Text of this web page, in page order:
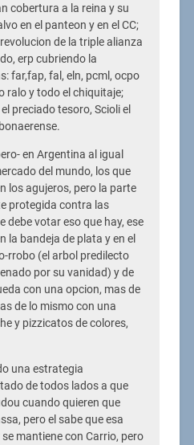
cobertura a la reina y su
en el panteon y en el CC;
de la triple alianza
erp cubriendo la
far,fap, fal, eln, pcml, ocpo
ralo y todo el chiquitaje;
preciado tesoro, Scioli el
en Argentina al igual
del mundo, los que
los agujeros, pero la parte
protegida contra las
debe votar eso que hay, ese
la bandeja de plata y en el
rrobo (el arbol predilecto
por su vanidad) y de
con una opcion, mas de
de lo mismo con una
y pizzicatos de colores,
una estrategia
de todos lados a que
cuando quieren que
pero el sabe que esa
mantiene con Carrio, pero